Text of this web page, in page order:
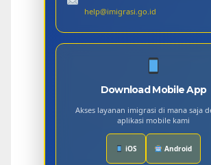
help@imigrasi.go.id
Download Mobile App
Akses layanan imigrasi di mana saja
aplikasi mobile kami
iOS Android